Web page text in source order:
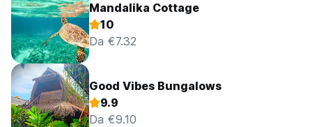
Mandalika Cottage
10
Da €7.32
Good Vibes Bungalows
9.9
Da €9.10